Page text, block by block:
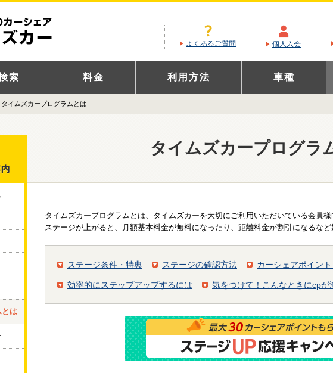
よくあるご質問 個人入会
索 料金 利用方法 車種
タイムズカープログラムとは
タイムズカープログラ
タイムズカープログラムとは、タイムズカーを大切にご利用いただいている会員
ステージが上がると、月額基本料金が無料になったり、距離料金が割引になるな
ステージ条件・特典 ステージの確認方法 カーシェアポイン
効率的にステップアップするには 気をつけて！こんなときにcpが
とは